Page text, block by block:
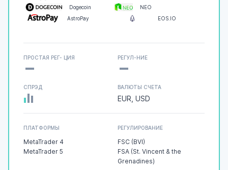
Dogecoin
NEO
AstroPay
EOS.IO
ПРОСТАЯ РЕГ- ЦИЯ
- РЕГУЛ-НИЕ
-
СПРЭД ВАЛЮТЫ СЧЕТА
EUR, USD
ПЛАТФОРМЫ
MetaTrader 4
MetaTrader 5
РЕГУЛИРОВАНИЕ
FSC (BVI)
FSA (St. Vincent & the
Grenadines)